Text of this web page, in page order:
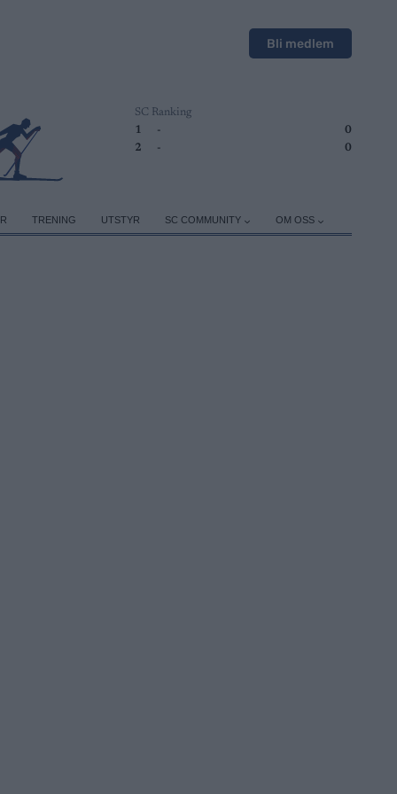
Bli medlem
SC Ranking
1
-
0
2
- 0
TRENING UTSTYR SC COMMUNITY OM OSS